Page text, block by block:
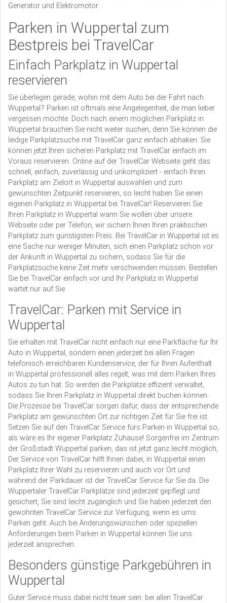
Generator und Elektromotor.
Parken in Wuppertal zum
Bestpreis bei TravelCar
Einfach Parkplatz in Wuppertal
reservieren
Sie überlegen gerade, wohin mit dem Auto bei der Fahrt nach
Wuppertal? Parken ist oftmals eine Angelegenheit, die man lieber
vergessen möchte. Doch nach einem möglichen Parkplatz in
Wuppertal brauchen Sie nicht weiter suchen, denn Sie können die
leidige Parkplatzsuche mit TravelCar ganz einfach abhaken: Sie
können jetzt Ihren sicheren Parkplatz mit TravelCar einfach im
Voraus reservieren. Online auf der TravelCar Webseite geht das
schnell, einfach, zuverlässig und unkompliziert - einfach Ihren
Parkplatz am Zielort in Wuppertal auswählen und zum
gewünschten Zeitpunkt reservieren, so leicht haben Sie einen
eigenen Parkplatz in Wuppertal bei TravelCar! Reservieren Sie
Ihren Parkplatz in Wuppertal wann Sie wollen über unsere
Webseite oder per Telefon, wir sichern Ihnen Ihren praktischen
Parkplatz zum günstigsten Preis. Bei TravelCar in Wuppertal ist es
eine Sache nur weniger Minuten, sich einen Parkplatz schon vor
der Ankunft in Wuppertal zu sichern, sodass Sie für die
Parkplatzsuche keine Zeit mehr verschwenden müssen. Bestellen
Sie bei TravelCar einfach vor und Ihr Parkplatz in Wuppertal
wartet nur auf Sie.
TravelCar: Parken mit Service in
Wuppertal
Sie erhalten mit TravelCar nicht einfach nur eine Parkfläche für Ihr
Auto in Wuppertal, sondern einen jederzeit bei allen Fragen
telefonisch erreichbaren Kundenservice, der für Ihren Aufenthalt
in Wuppertal professionell alles regelt, was mit dem Parken Ihres
Autos zu tun hat. So werden die Parkplätze effizient verwaltet,
sodass Sie Ihren Parkplatz in Wuppertal direkt buchen können.
Die Prozesse bei TravelCar sorgen dafür, dass der entsprechende
Parkplatz am gewünschten Ort zur richtigen Zeit für Sie frei ist.
Setzen Sie auf den TravelCar Service fürs Parken in Wuppertal so,
als wäre es Ihr eigener Parkplatz Zuhause! Sorgenfrei im Zentrum
der Großstadt Wuppertal parken, das ist jetzt ganz leicht möglich,
Der Service von TravelCar hilft Ihnen dabei, in Wuppertal einen
Parkplatz Ihrer Wahl zu reservieren und auch vor Ort und
während der Parkdauer ist der TravelCar Service für Sie da. Die
Wuppertaler TravelCar Parkplätze sind jederzeit gepflegt und
gesichert, Sie sind leicht zugänglich und Sie haben jederzeit den
gewohnten TravelCar Service zur Verfügung, wenn es ums
Parken geht. Auch bei Änderungswünschen oder speziellen
Anforderungen beim Parken in Wuppertal können Sie uns
jederzeit ansprechen.
Besonders günstige Parkgebühren in
Wuppertal
Guter Service muss dabei nicht teuer sein: bei allen TravelCar